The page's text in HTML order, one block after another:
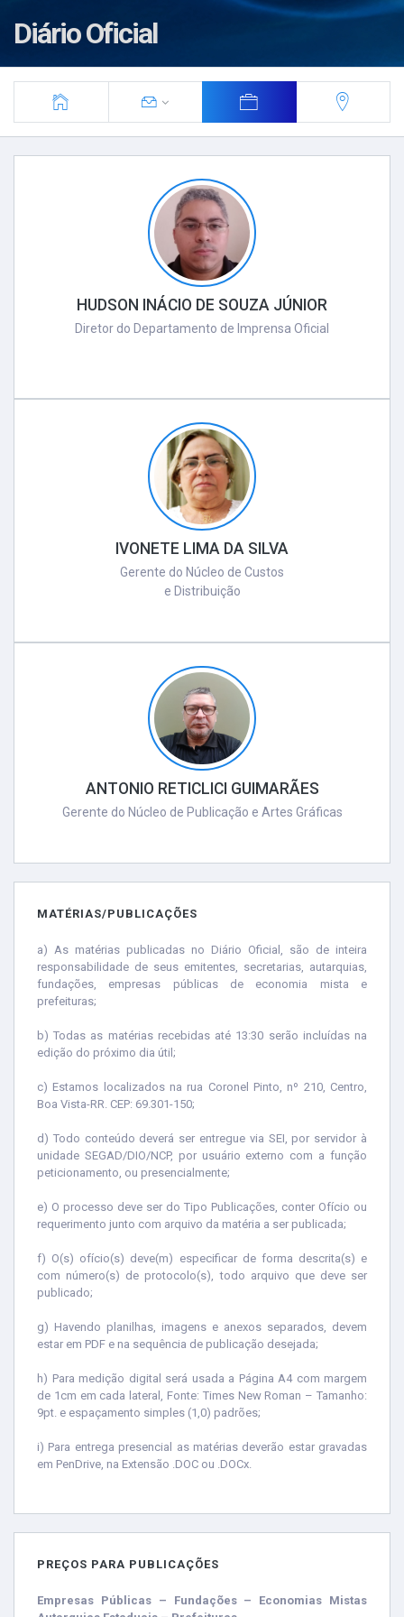
Diário Oficial
HUDSON INÁCIO DE SOUZA JÚNIOR
Diretor do Departamento de Imprensa Oficial
IVONETE LIMA DA SILVA
Gerente do Núcleo de Custos
e Distribuição
ANTONIO RETICLICI GUIMARÃES
Gerente do Núcleo de Publicação e Artes Gráficas
MATÉRIAS/PUBLICAÇÕES
a) As matérias publicadas no Diário Oficial, são de inteira
responsabilidade de seus emitentes, secretarias, autarquias,
fundações, empresas públicas de economia mista e
prefeituras;
b) Todas as matérias recebidas até 13:30 serão incluídas na
edição do próximo dia útil;
c) Estamos localizados na rua Coronel Pinto, nº 210, Centro,
Boa Vista-RR. CEP: 69.301-150;
d) Todo conteúdo deverá ser entregue via SEI, por servidor à
unidade SEGAD/DIO/NCP, por usuário externo com a função
peticionamento, ou presencialmente;
e) O processo deve ser do Tipo Publicações, conter Ofício ou
requerimento junto com arquivo da matéria a ser publicada;
f) O(s) ofício(s) deve(m) especificar de forma descrita(s) e
com número(s) de protocolo(s), todo arquivo que deve ser
publicado;
g) Havendo planilhas, imagens e anexos separados, devem
estar em PDF e na sequência de publicação desejada;
h) Para medição digital será usada a Página A4 com margem
de 1cm em cada lateral, Fonte: Times New Roman – Tamanho:
9pt. e espaçamento simples (1,0) padrões;
i) Para entrega presencial as matérias deverão estar gravadas
em PenDrive, na Extensão .DOC ou .DOCx.
PREÇOS PARA PUBLICAÇÕES
Empresas Públicas – Fundações – Economias Mistas